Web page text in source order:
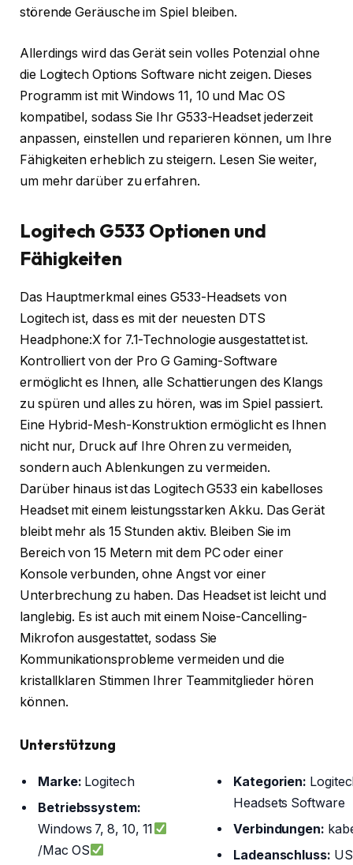
störende Geräusche im Spiel bleiben.
Allerdings wird das Gerät sein volles Potenzial ohne
die Logitech Options Software nicht zeigen. Dieses
Programm ist mit Windows 11, 10 und Mac OS
kompatibel, sodass Sie Ihr G533-Headset jederzeit
anpassen, einstellen und reparieren können, um Ihre
Fähigkeiten erheblich zu steigern. Lesen Sie weiter,
um mehr darüber zu erfahren.
Logitech G533 Optionen und
Fähigkeiten
Das Hauptmerkmal eines G533-Headsets von
Logitech ist, dass es mit der neuesten DTS
Headphone:X for 7.1-Technologie ausgestattet ist.
Kontrolliert von der Pro G Gaming-Software
ermöglicht es Ihnen, alle Schattierungen des Klangs
zu spüren und alles zu hören, was im Spiel passiert.
Eine Hybrid-Mesh-Konstruktion ermöglicht es Ihnen
nicht nur, Druck auf Ihre Ohren zu vermeiden,
sondern auch Ablenkungen zu vermeiden.
Darüber hinaus ist das Logitech G533 ein kabelloses
Headset mit einem leistungsstarken Akku. Das Gerät
bleibt mehr als 15 Stunden aktiv. Bleiben Sie im
Bereich von 15 Metern mit dem PC oder einer
Konsole verbunden, ohne Angst vor einer
Unterbrechung zu haben. Das Headset ist leicht und
langlebig. Es ist auch mit einem Noise-Cancelling-
Mikrofon ausgestattet, sodass Sie
Kommunikationsprobleme vermeiden und die
kristallklaren Stimmen Ihrer Teammitglieder hören
können.
Unterstützung
Marke: Logitech
Betriebssystem:
Windows 7, 8, 10, 11
/Mac OS
Kategorien:
Headsets Software
Verbindungen:
Ladeanschluss: